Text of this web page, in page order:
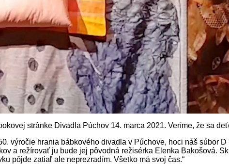
stránke Divadla Púchov 14. marca 2021. Veríme, že sa
výročie hrania bábkového divadla v Púchove, hoci náš súbor
a režírovať ju bude jej pôvodná režisérka Elenka Bakošová.
pôjde zatiaľ ale neprezradím. Všetko má svoj čas.“